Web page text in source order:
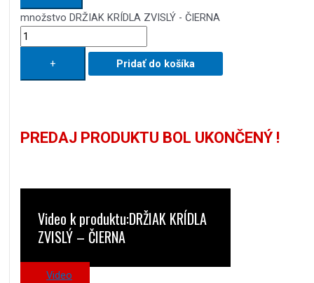
množstvo DRŽIAK KRÍDLA ZVISLÝ - ČIERNA
+ Pridať do košíka
PREDAJ PRODUKTU BOL UKONČENÝ !
Video k produktu:DRŽIAK KRÍDLA
ZVISLÝ – ČIERNA
Video